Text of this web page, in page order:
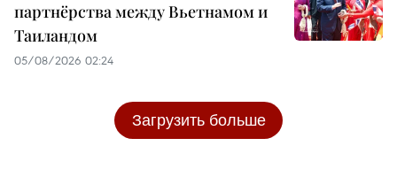
партнёрства между Вьетнамом и
Таиландом
05/08/2026 02:24
Загрузить больше